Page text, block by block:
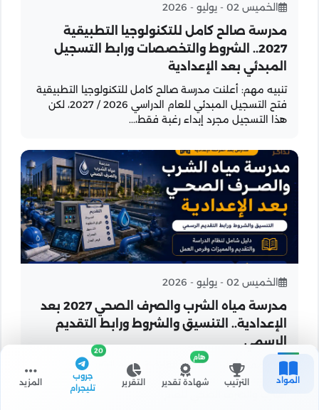
المواد الترتيب شهادة تقدير
هام
التقرير
جروب
تليجرام
20
المزيد
الخميس 02 - يوليو - 2026
مدرسة صالح كامل للتكنولوجيا التطبيقية
2027.. الشروط والتخصصات ورابط التسجيل
المبدئي بعد الإعدادية
تنبيه مهم: أعلنت مدرسة صالح كامل للتكنولوجيا التطبيقية
فتح التسجيل المبدئي للعام الدراسي 2026 / 2027، لكن
هذا التسجيل مجرد إبداء رغبة فقط،...
الخميس 02 - يوليو - 2026
مدرسة مياه الشرب والصرف الصحي 2027 بعد
الإعدادية.. التنسيق والشروط ورابط التقديم
الرسمي
تنبيه مهم: أعلنت الشركة القابضة لمياه الشرب والصرف
الصحي فتح باب القبول بالمدارس الثانوية الفنية لمياه